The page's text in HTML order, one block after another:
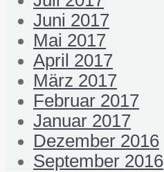
Juni 2017
Mai 2017
April 2017
März 2017
Februar 2017
Januar 2017
Dezember 2016
September 2016